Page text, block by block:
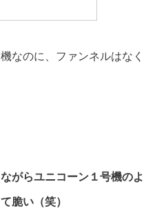
なのに、ファンネルはなく
がらユニコーン１号機のよ
脆い（笑）